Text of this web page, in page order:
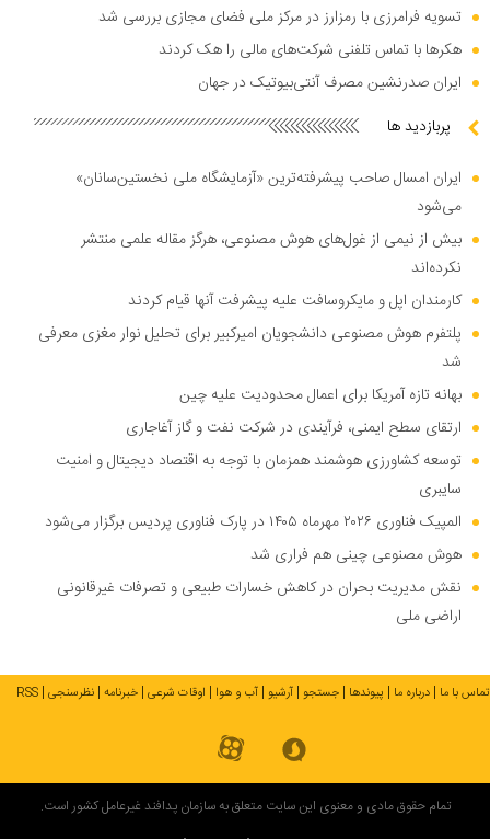
تسویه فرامرزی با رمزارز در مرکز ملی فضای مجازی بررسی شد
هکر‌ها با تماس تلفنی شرکت‌های مالی را هک کردند
ایران صدرنشین مصرف آنتی‌بیوتیک در جهان
پربازدید ها
ایران امسال صاحب پیشرفته‌ترین «آزمایشگاه ملی نخستین‌سانان»
می‌شود
بیش از نیمی از غول‌های هوش مصنوعی، هرگز مقاله علمی منتشر
نکرده‌اند
کارمندان اپل و مایکروسافت علیه پیشرفت آنها قیام کردند
پلتفرم هوش مصنوعی دانشجویان امیرکبیر برای تحلیل نوار مغزی معرفی
شد
بهانه تازه آمریکا برای اعمال محدودیت علیه چین
ارتقای سطح ایمنی، فرآیندی در شرکت نفت و گاز آغاجاری
توسعه کشاورزی هوشمند همزمان با توجه به اقتصاد دیجیتال و امنیت
سایبری
المپیک فناوری ۲۰۲۶ مهرماه ۱۴۰۵ در پارک فناوری پردیس برگزار می‌شود
هوش مصنوعی چینی هم فراری شد
نقش مدیریت بحران در کاهش خسارات طبیعی و تصرفات غیرقانونی
اراضی ملی
تماس با ما درباره ما پیوندها جستجو آرشیو آب و هوا اوقات شرعی خبرنامه نظرسنجی RSS
تمام حقوق مادی و معنوی این سایت متعلق به سازمان پدافند غیرعامل کشور است.